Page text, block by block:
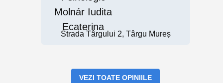
Strada Târgului 2, Târgu Mureș
VEZI TOATE OPINIILE